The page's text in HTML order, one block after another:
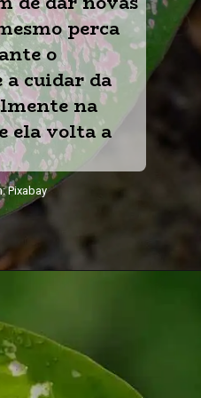
perca
o
cuidar da
na
ela volta a
Pixabay